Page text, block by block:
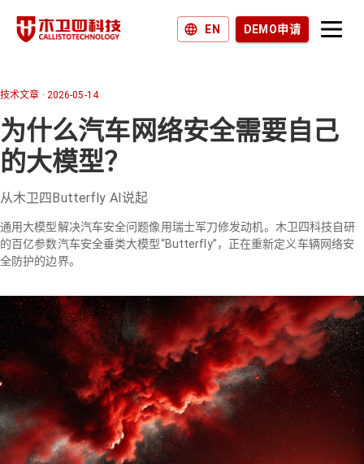
EN
DEMO申请
为什么选择木卫四？
加入我们
技术文章 · 2026-05-14
为什么汽车网络安全需要自己
的大模型？
从木卫四Butterfly AI说起
通用大模型解决汽车安全问题像用瑞士军刀修发动机。木卫四科技自研
的百亿参数汽车安全垂类大模型“Butterfly”，正在重新定义车辆网络安
全防护的边界。